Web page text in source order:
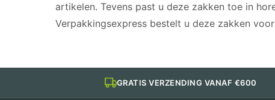
artikelen. Tevens past u deze zakken toe in
Verpakkingsexpress bestelt u deze zakken
GRATIS VERZENDING VANAF €600